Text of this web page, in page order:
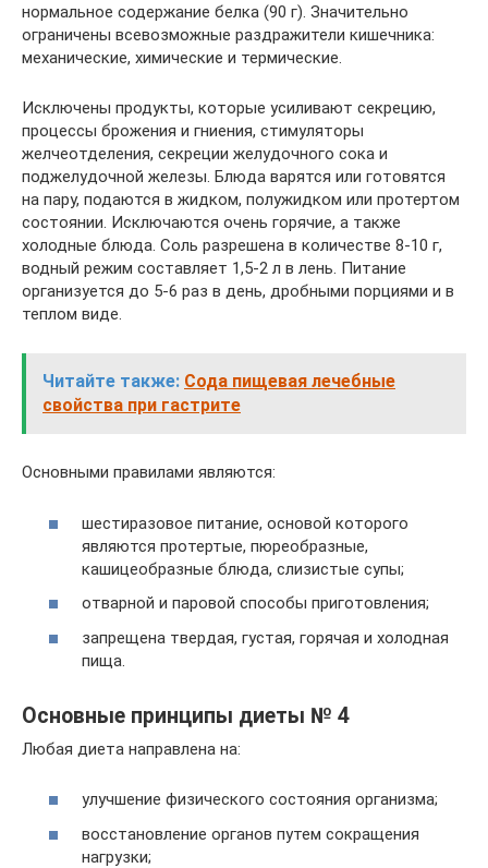
нормальное содержание белка (90 г). Значительно
ограничены всевозможные раздражители кишечника:
механические, химические и термические.
Исключены продукты, которые усиливают секрецию,
процессы брожения и гниения, стимуляторы
желчеотделения, секреции желудочного сока и
поджелудочной железы. Блюда варятся или готовятся
на пару, подаются в жидком, полужидком или протертом
состоянии. Исключаются очень горячие, а также
холодные блюда. Соль разрешена в количестве 8-10 г,
водный режим составляет 1,5-2 л в лень. Питание
организуется до 5-6 раз в день, дробными порциями и в
теплом виде.
Читайте также: Сода пищевая лечебные
свойства при гастрите
Основными правилами являются:
шестиразовое питание, основой которого
являются протертые, пюреобразные,
кашицеобразные блюда, слизистые супы;
отварной и паровой способы приготовления;
запрещена твердая, густая, горячая и холодная
пища.
Основные принципы диеты № 4
Любая диета направлена на:
улучшение физического состояния организма;
восстановление органов путем сокращения
нагрузки;